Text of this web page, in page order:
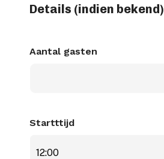
Details (indien bekend)
Aantal gasten
Startttijd
12:00